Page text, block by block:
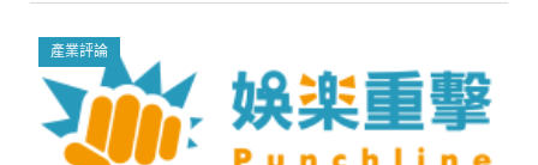
產業評論